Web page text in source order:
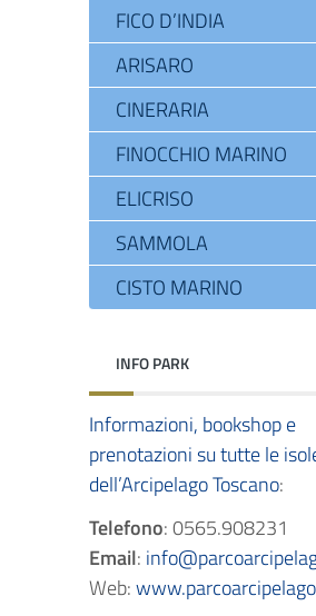
FICO D’INDIA
ARISARO
CINERARIA
FINOCCHIO MARINO
ELICRISO
SAMMOLA
CISTO MARINO
INFO PARK
Informazioni, bookshop e
prenotazioni su tutte le
dell’Arcipelago Toscano:
Telefono: 0565.908231
Email:
Web: